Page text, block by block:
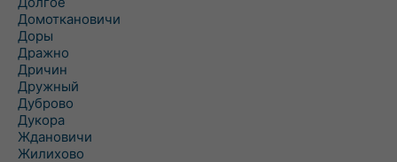
Домоткановичи
Доры
Дражно
Дричин
Дружный
Дуброво
Дукора
Ждановичи
Жилихово